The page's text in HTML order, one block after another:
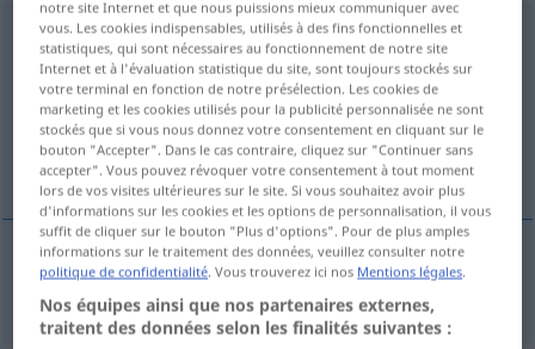
sozialistisch
Vue d'ensemble de toutes les traductions
(Pour plus d'informations, cliquez sur/touchez la traduction)
socialistisch
socialistisch sozialistisch
notre site Internet et que nous puissions mieux communiquer avec
vous. Les cookies indispensables, utilisés à des fins fonctionnelles et
statistiques, qui sont nécessaires au fonctionnement de notre site
Internet et à l'évaluation statistique du site, sont toujours stockés sur
votre terminal en fonction de notre présélection. Les cookies de
marketing et les cookies utilisés pour la publicité personnalisée ne sont
stockés que si vous nous donnez votre consentement en cliquant sur le
bouton "Accepter". Dans le cas contraire, cliquez sur "Continuer sans
accepter". Vous pouvez révoquer votre consentement à tout moment
lors de vos visites ultérieures sur le site. Si vous souhaitez avoir plus
d'informations sur les cookies et les options de personnalisation, il vous
suffit de cliquer sur le bouton "Plus d'options". Pour de plus amples
informations sur le traitement des données, veuillez consulter notre
politique de confidentialité. Vous trouverez ici nos Mentions légales.
Nos équipes ainsi que nos partenaires externes,
traitent des données selon les finalités suivantes :